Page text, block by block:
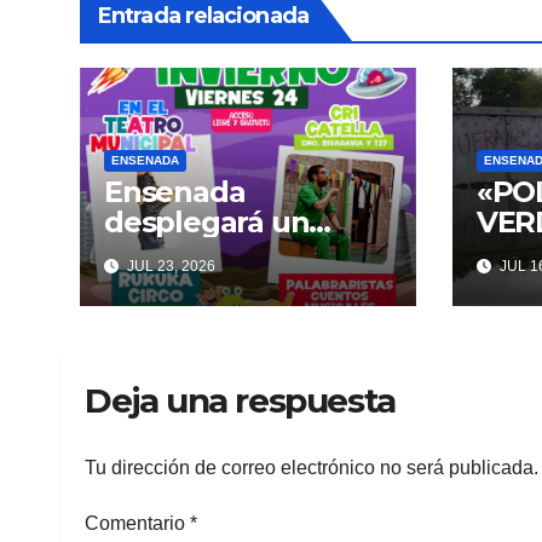
Entrada relacionada
ENSENADA
Ensenada
desplegará un
abanico de
actividades
culturales y
disfrutar en familia
JUL 23, 2026 JUL
Deja una respuesta
Tu dirección de correo electrónico no será publicada.
Comentario *